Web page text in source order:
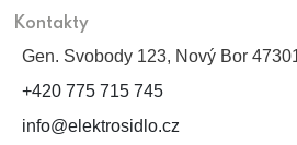
Kontakty
Gen. Svobody 123, Nový Bor
+420 775 715 745
info@elektrosidlo.cz